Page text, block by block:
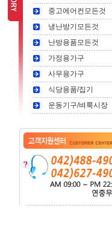
중고에어컨모든것
냉난방기모든것
난방용품모든것
가정용가구
사무용가구
식당용품/집기
운동기구/벼룩시장